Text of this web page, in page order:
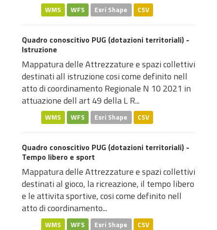
WMS WFS Esri Shape CSV
Quadro conoscitivo PUG (dotazioni territoriali) -
Istruzione
Mappatura delle Attrezzature e spazi collettivi
destinati all istruzione cosi come definito nell
atto di coordinamento Regionale N 10 2021 in
attuazione dell art 49 della L R...
WMS WFS Esri Shape CSV
Quadro conoscitivo PUG (dotazioni territoriali) -
Tempo libero e sport
Mappatura delle Attrezzature e spazi collettivi
destinati al gioco, la ricreazione, il tempo libero
e le attivita sportive, cosi come definito nell
atto di coordinamento...
WMS WFS Esri Shape CSV